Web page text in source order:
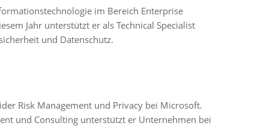
im Bereich Enterprise
Jahr unterstützt er als Technical Specialist
und Datenschutz.
Risk Management und Privacy bei Microsoft.
und Consulting unterstützt er Unternehmen bei